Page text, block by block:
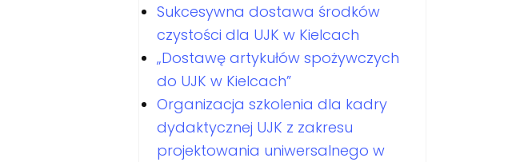
Sukcesywna dostawa środków
czystości dla UJK w Kielcach
„Dostawę artykułów spożywczych
do UJK w Kielcach”
Organizacja szkolenia dla kadry
dydaktycznej UJK z zakresu
projektowania uniwersalnego w